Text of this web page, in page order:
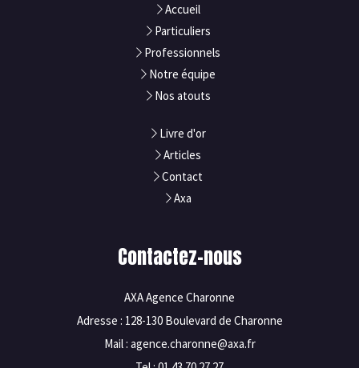
Accueil
Particuliers
Professionnels
Notre équipe
Nos atouts
Livre d'or
Articles
Contact
Axa
Contactez-nous
AXA Agence Charonne
Adresse : 128-130 Boulevard de Charonne
Mail : agence.charonne@axa.fr